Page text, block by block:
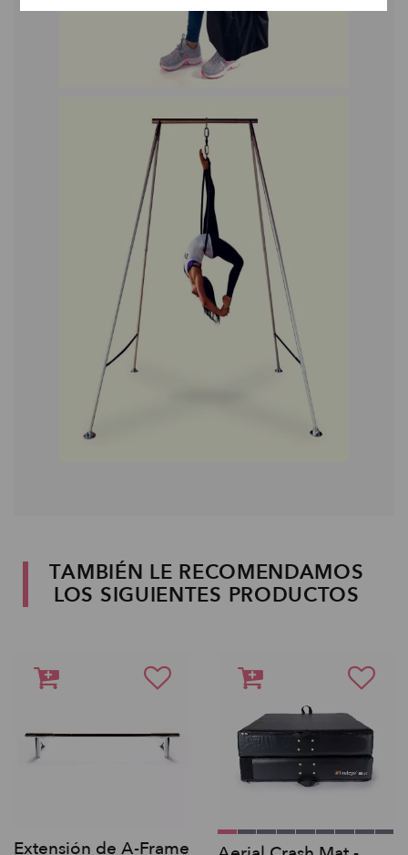
TAMBIÉN LE RECOMENDAMOS
LOS SIGUIENTES PRODUCTOS
Extensión de A-Frame